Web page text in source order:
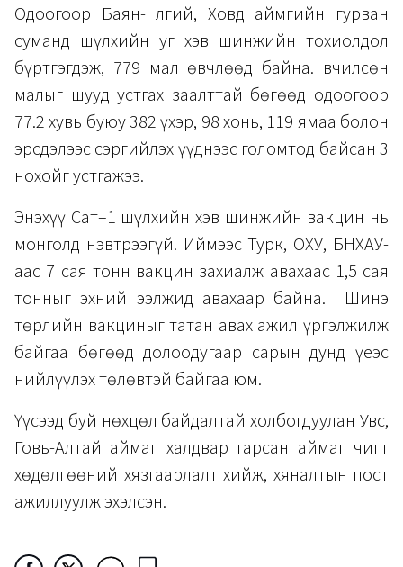
Одоогоор Баян- Өлгий, Ховд аймгийн гурван
суманд шүлхийн уг хэв шинжийн тохиолдол
бүртгэгдэж, 779 мал өвчлөөд байна. Өвчилсөн
малыг шууд устгах заалттай бөгөөд одоогоор
77.2 хувь буюу 382 үхэр, 98 хонь, 119 ямаа болон
эрсдэлээс сэргийлэх үүднээс голомтод байсан 3
нохойг устгажээ.
Энэхүү Сат–1 шүлхийн хэв шинжийн вакцин нь
монголд нэвтрээгүй. Иймээс Турк, ОХУ, БНХАУ-
аас 7 сая тонн вакцин захиалж авахаас 1,5 сая
тонныг эхний ээлжид авахаар байна. Шинэ
төрлийн вакциныг татан авах ажил үргэлжилж
байгаа бөгөөд долоодугаар сарын дунд үеэс
нийлүүлэх төлөвтэй байгаа юм.
Үүсээд буй нөхцөл байдалтай холбогдуулан Увс,
Говь-Алтай аймаг халдвар гарсан аймаг чигт
хөдөлгөөний хязгаарлалт хийж, хяналтын пост
ажиллуулж эхэлсэн.